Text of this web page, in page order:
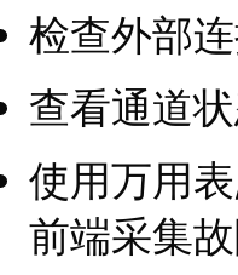
检查外部
查看通道
使用万用
前端采集